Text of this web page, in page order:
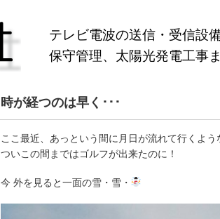
テレビ電波の送信・受信設
保守管理、太陽光発電工事
時が経つのは早く･･･
ここ最近、あっという間に月日が流れて行くよう
ついこの間まではゴルフが出来たのに！
今 外を見ると一面の雪・雪・